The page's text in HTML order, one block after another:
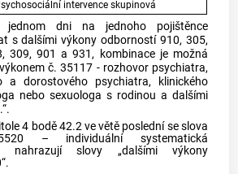
intervence skupinová
jednom dni na jednoho pojištěnce
s dalšími výkony odborností 910, 305,
309, 901 a 931, kombinace je možná
č. 35117 - rozhovor psychiatra,
a dorostového psychiatra, klinického
nebo sexuologa s rodinou a dalšími
4 bodě 42.2 ve větě poslední se slova
– individuální systematická
nahrazují slovy „dalšími výkony